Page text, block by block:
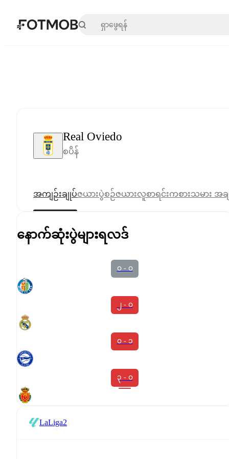
အဓိကအကြောင်းအရာသို့ ကျော်သွားရန်
Real Oviedo
စပိန်
အကျဉ်းချုပ်ဇယားပွဲစဉ်ဇယားလူစာရင်းကစားသမား
နောက်ဆုံးပွဲများရလဒ်
၀ - ၀
၂ - ၀
၀ - ၁
၃ - ၀
LaLiga2